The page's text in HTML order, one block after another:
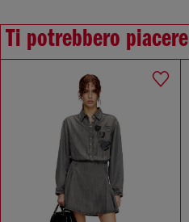
Ti potrebbero piacere